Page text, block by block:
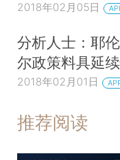
2018年02月05日
分析人士：耶
尔政策料具延
2018年02月01日
推荐阅读